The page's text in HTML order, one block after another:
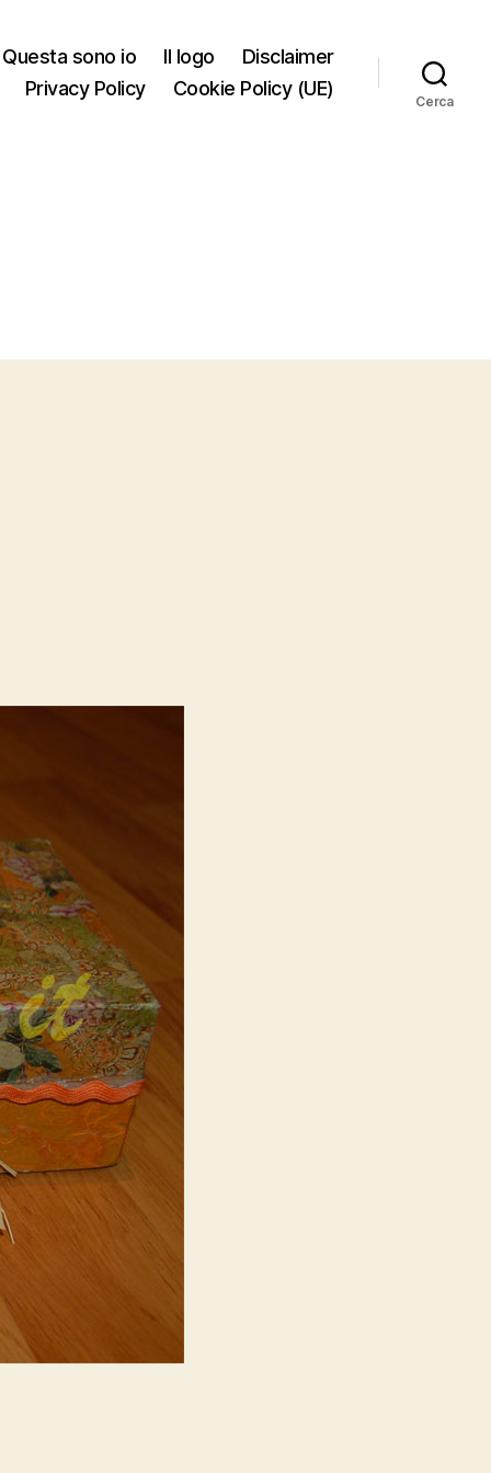
Questa sono io Il logo
Disclaimer
Privacy Policy Cookie Policy (UE)
Cerca